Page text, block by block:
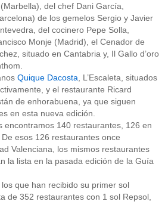
del chef Dani García,
de los gemelos Sergio y Javier
del cocinero Pepe Solla,
Monje (Madrid), el Cenador de
situado en Cantabria y, Il Gallo d’oro
Quique Dacosta , L’Escaleta, situados
y el restaurante Ricard
de enhorabuena, ya que siguen
en esta nueva edición.
encontramos 140 restaurantes, 126 en
esos 126 restaurantes once
Valenciana, los mismos restaurantes
la lista en la pasada edición de la Guía
que han recibido su primer sol
de 352 restaurantes con 1 sol Repsol,